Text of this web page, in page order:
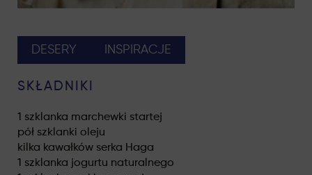
SKŁADNIKI
1 szklanka marchewki startej
pół szklanki oleju
kilka kawałków serka Haga
1 szklanka jogurtu naturalnego
DESERY INSPIRACJE